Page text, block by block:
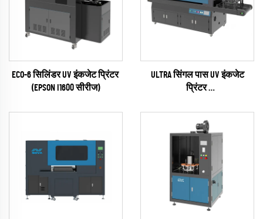
ECO-6 सिलिंडर UV इंकजेट प्रिंटर
(EPSON I1600 सीरीज)
ULTRA सिंगल पास UV इंकजेट
प्रिंटर